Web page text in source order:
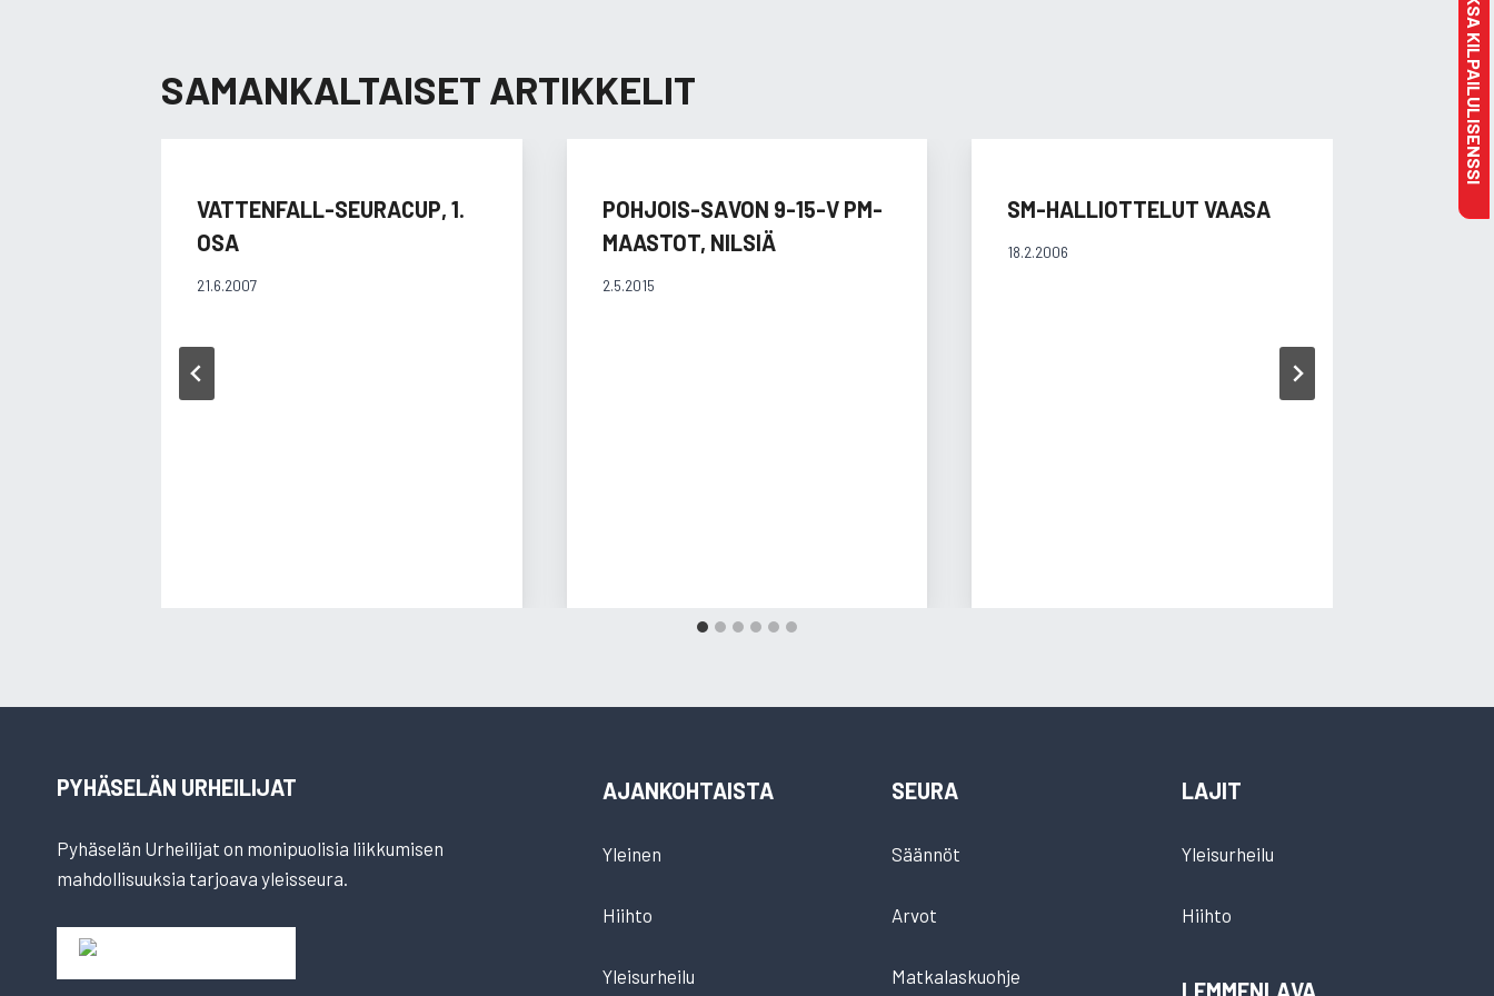
SAMANKALTAISET ARTIKKELIT
VATTENFALL-SEURACUP, 1.
OSA
21.6.2007
POHJOIS-SAVON 9-15-V PM-
MAASTOT, NILSIÄ
2.5.2015
SM-HALLIOTTELUT VAASA
18.2.2006
SM-
PYHÄSELÄN URHEILIJAT
Pyhäselän Urheilijat on monipuolisia liikkumisen
mahdollisuuksia tarjoava yleisseura.
AJANKOHTAISTA
Yleinen
Hiihto
Yleisurheilu
SEURA
Säännöt
Arvot
Matkalaskuohje
LAJIT
Yleisurheilu
Hiihto
LEMMENLAVA
MAKSA KILPAILULISENSSI